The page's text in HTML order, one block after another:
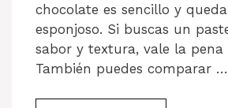
chocolate es sencillo y
esponjoso. Si buscas un
sabor y textura, vale la pena
También puedes comparar …